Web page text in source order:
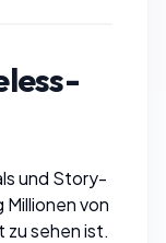
und Story-
Millionen von
zu sehen ist.